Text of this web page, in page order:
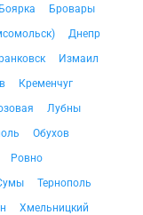
Боярка
Бровары
Днепр
Измаил
Кременчуг
Лубны
Обухов
Ровно
Тернополь
Хмельницкий